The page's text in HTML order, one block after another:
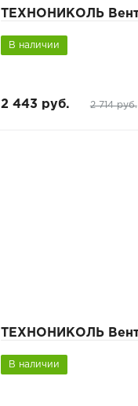
ТЕХНОНИКОЛЬ
В наличии
2 443 руб. 2 714 руб.
ТЕХНОНИКОЛЬ
В наличии